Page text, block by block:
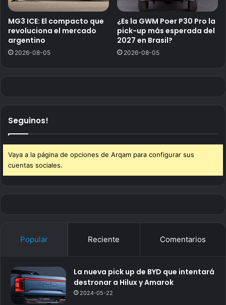
MG3 ICE: El compacto que
revoluciona el mercado
argentino
2026-08-05
¿Es la GWM Poer P30 Pro la
pick-up más esperada del
2027 en Brasil?
2026-08-05
Seguinos!
Vaya a la página de opciones de Arqam para configurar sus
cuentas sociales.
Popular Reciente Comentarios
La nueva pick up de BYD que intentará
destronar a Hilux y Amarok
2024-05-22